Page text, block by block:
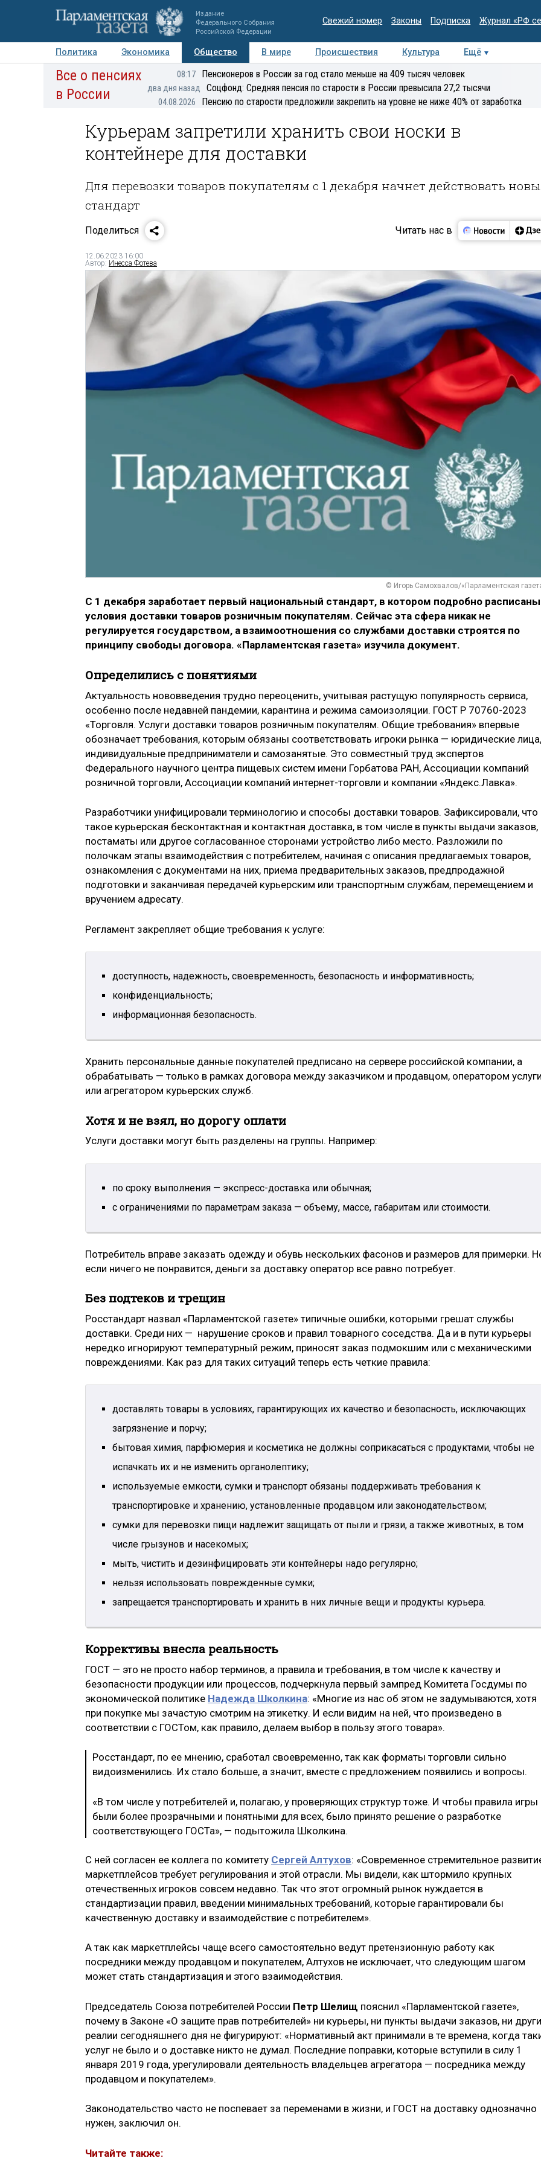
Издание
Федерального Собрания
Российской Федерации
Свежий номер Законы Подписка Журнал «РФ
Политика Экономика Общество В мире Происшествия Культура
Ещё
Авторы Персоны Мнения Регионы Медиацентр Интервью Колумнисты
Все о пенсиях
в России
08:17 Пенсионеров в России за год стало меньше на 409 тысяч человек
два дня назад Соцфонд: Средняя пенсия по старости в России превысила 27,2 тысячи
04.08.2026 Пенсию по старости предложили закрепить на уровне не ниже 40% от заработка
Курьерам запретили хранить свои носки в
контейнере для доставки
Для перевозки товаров покупателям с 1 декабря начнет действовать
стандарт
Поделиться Читать нас в
12.06.2023 16:00
Автор: Инесса Фотева
© Игорь Самохвалов/«Парламентская
С 1 декабря заработает первый национальный стандарт, в котором подробно расписаны
условия доставки товаров розничным покупателям. Сейчас эта сфера никак не
регулируется государством, а взаимоотношения со службами доставки строятся по
принципу свободы договора. «Парламентская газета» изучила документ.
Определились с понятиями
Актуальность нововведения трудно переоценить, учитывая растущую популярность сервиса,
особенно после недавней пандемии, карантина и режима самоизоляции. ГОСТ Р 70760-2023
«Торговля. Услуги доставки товаров розничным покупателям. Общие требования» впервые
обозначает требования, которым обязаны соответствовать игроки рынка — юридические лица,
индивидуальные предприниматели и самозанятые. Это совместный труд экспертов
Федерального научного центра пищевых систем имени Горбатова РАН, Ассоциации компаний
розничной торговли, Ассоциации компаний интернет-торговли и компании «Яндекс.Лавка».
Разработчики унифицировали терминологию и способы доставки товаров. Зафиксировали, что
такое курьерская бесконтактная и контактная доставка, в том числе в пункты выдачи заказов,
постаматы или другое согласованное сторонами устройство либо место. Разложили по
полочкам этапы взаимодействия с потребителем, начиная с описания предлагаемых товаров,
ознакомления с документами на них, приема предварительных заказов, предпродажной
подготовки и заканчивая передачей курьерским или транспортным службам, перемещением и
вручением адресату.
Регламент закрепляет общие требования к услуге:
доступность, надежность, своевременность, безопасность и информативность;
конфиденциальность;
информационная безопасность.
Хранить персональные данные покупателей предписано на сервере российской компании, а
обрабатывать — только в рамках договора между заказчиком и продавцом, оператором
или агрегатором курьерских служб.
Хотя и не взял, но дорогу оплати
Услуги доставки могут быть разделены на группы. Например:
по сроку выполнения — экспресс-доставка или обычная;
с ограничениями по параметрам заказа — объему, массе, габаритам или стоимости.
Потребитель вправе заказать одежду и обувь нескольких фасонов и размеров для примерки.
если ничего не понравится, деньги за доставку оператор все равно потребует.
Без подтеков и трещин
Росстандарт назвал «Парламентской газете» типичные ошибки, которыми грешат службы
доставки. Среди них — нарушение сроков и правил товарного соседства. Да и в пути курьеры
нередко игнорируют температурный режим, приносят заказ подмокшим или с механическими
повреждениями. Как раз для таких ситуаций теперь есть четкие правила:
доставлять товары в условиях, гарантирующих их качество и безопасность, исключающих
загрязнение и порчу;
бытовая химия, парфюмерия и косметика не должны соприкасаться с продуктами, чтобы не
испачкать их и не изменить органолептику;
используемые емкости, сумки и транспорт обязаны поддерживать требования к
транспортировке и хранению, установленные продавцом или законодательством;
сумки для перевозки пищи надлежит защищать от пыли и грязи, а также животных, в том
числе грызунов и насекомых;
мыть, чистить и дезинфицировать эти контейнеры надо регулярно;
нельзя использовать поврежденные сумки;
запрещается транспортировать и хранить в них личные вещи и продукты курьера.
Коррективы внесла реальность
ГОСТ — это не просто набор терминов, а правила и требования, в том числе к качеству и
безопасности продукции или процессов, подчеркнула первый зампред Комитета Госдумы по
экономической политике Надежда Школкина: «Многие из нас об этом не задумываются, хотя
при покупке мы зачастую смотрим на этикетку. И если видим на ней, что произведено в
соответствии с ГОСТом, как правило, делаем выбор в пользу этого товара».
Росстандарт, по ее мнению, сработал своевременно, так как форматы торговли сильно
видоизменились. Их стало больше, а значит, вместе с предложением появились и вопросы.
«В том числе у потребителей и, полагаю, у проверяющих структур тоже. И чтобы правила игры
были более прозрачными и понятными для всех, было принято решение о разработке
соответствующего ГОСТа», — подытожила Школкина.
С ней согласен ее коллега по комитету Сергей Алтухов: «Современное стремительное
маркетплейсов требует регулирования и этой отрасли. Мы видели, как штормило крупных
отечественных игроков совсем недавно. Так что этот огромный рынок нуждается в
стандартизации правил, введении минимальных требований, которые гарантировали бы
качественную доставку и взаимодействие с потребителем».
А так как маркетплейсы чаще всего самостоятельно ведут претензионную работу как
посредники между продавцом и покупателем, Алтухов не исключает, что следующим шагом
может стать стандартизация и этого взаимодействия.
Председатель Союза потребителей России Петр Шелищ пояснил «Парламентской газете»,
почему в Законе «О защите прав потребителей» ни курьеры, ни пункты выдачи заказов, ни
реалии сегодняшнего дня не фигурируют: «Нормативный акт принимали в те времена, когда
услуг не было и о доставке никто не думал. Последние поправки, которые вступили в силу 1
января 2019 года, урегулировали деятельность владельцев агрегатора — посредника между
продавцом и покупателем».
Законодательство часто не поспевает за переменами в жизни, и ГОСТ на доставку однозначно
нужен, заключил он.
Читайте также: